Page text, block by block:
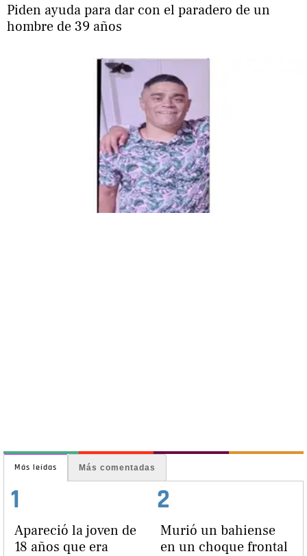
Piden ayuda para dar con el paradero de un
hombre de 39 años
Más leídas Más comentadas
Apareció la joven de
18 años que era
1
Murió un bahiense
en un choque frontal
2